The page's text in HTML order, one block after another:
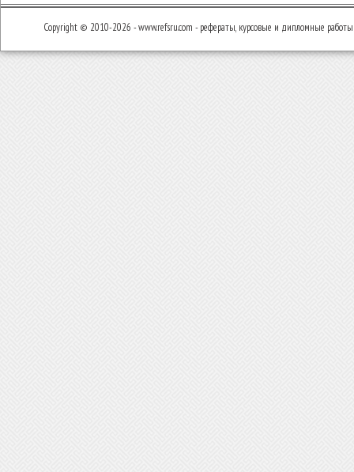
Copyright © 2010-2026 - www.refsru.com - рефераты, курсовые и дипломные работы